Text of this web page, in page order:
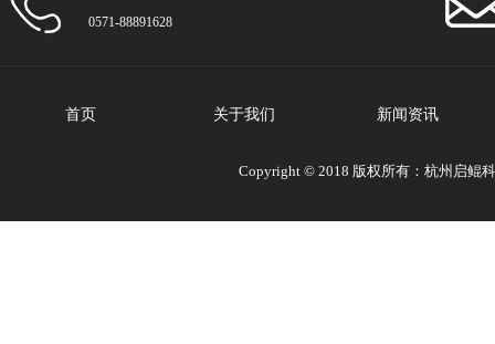
0571-88891628
首页 关于我们 新闻资讯
Copyright © 2018 版权所有：杭州启鲲